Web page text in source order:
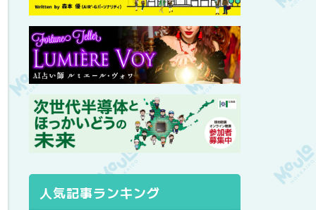
人気記事ランキング